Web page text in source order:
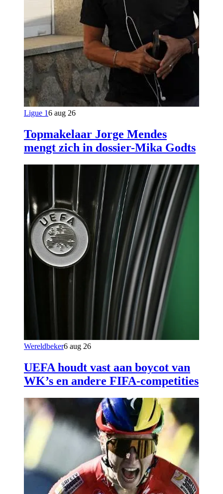
Ligue 16 aug 26
Topmakelaar Jorge Mendes
mengt zich in dossier-Mika Godts
Wereldbeker6 aug 26
UEFA houdt vast aan boycot van
WK’s en andere FIFA-competities